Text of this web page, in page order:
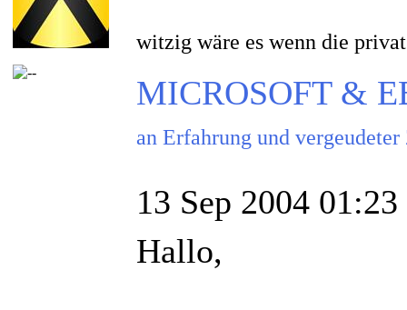
witzig wäre es wenn die
MICROSOFT &
an Erfahrung und
13 Sep 2004 01:23
Hallo,